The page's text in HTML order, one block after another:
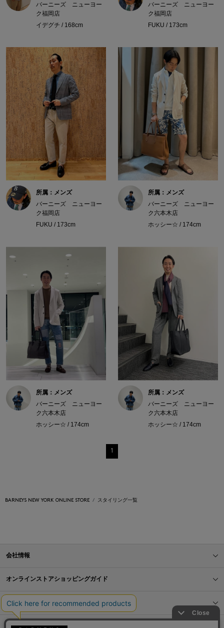
バーニーズ ニューヨー
ク福岡店
イデグチ / 168cm
バーニーズ ニューヨー
ク福岡店
FUKU / 173cm
所属：メンズ
バーニーズ ニューヨー
ク福岡店
FUKU / 173cm
所属：メンズ
バーニーズ ニューヨー
ク六本木店
ホッシー☆ / 174cm
所属：メンズ
バーニーズ ニューヨー
ク六本木店
ホッシー☆ / 174cm
所属：メンズ
バーニーズ ニューヨー
ク六本木店
ホッシー☆ / 174cm
1
BARNEYS NEW YORK ONLINE STORE スタイリング一覧
会社情報
オンラインストアショッピングガイド
店舗情報
サービス